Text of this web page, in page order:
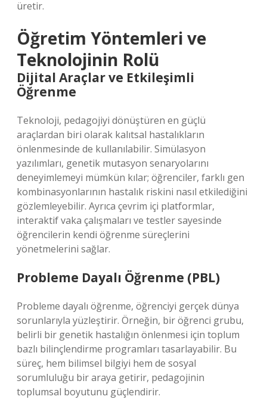
üretir.
Öğretim Yöntemleri ve
Teknolojinin Rolü
Dijital Araçlar ve Etkileşimli
Öğrenme
Teknoloji, pedagojiyi dönüştüren en güçlü
araçlardan biri olarak kalıtsal hastalıkların
önlenmesinde de kullanılabilir. Simülasyon
yazılımları, genetik mutasyon senaryolarını
deneyimlemeyi mümkün kılar; öğrenciler, farklı gen
kombinasyonlarının hastalık riskini nasıl etkilediğini
gözlemleyebilir. Ayrıca çevrim içi platformlar,
interaktif vaka çalışmaları ve testler sayesinde
öğrencilerin kendi öğrenme süreçlerini
yönetmelerini sağlar.
Probleme Dayalı Öğrenme (PBL)
Probleme dayalı öğrenme, öğrenciyi gerçek dünya
sorunlarıyla yüzleştirir. Örneğin, bir öğrenci grubu,
belirli bir genetik hastalığın önlenmesi için toplum
bazlı bilinçlendirme programları tasarlayabilir. Bu
süreç, hem bilimsel bilgiyi hem de sosyal
sorumluluğu bir araya getirir, pedagojinin
toplumsal boyutunu güçlendirir.